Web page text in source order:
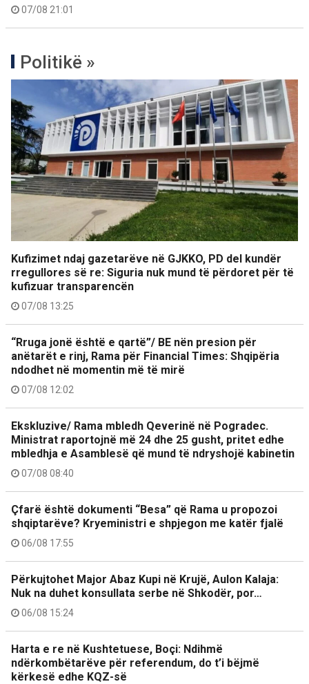
07/08 21:01
Politikë »
Kufizimet ndaj gazetarëve në GJKKO, PD del kundër
rregullores së re: Siguria nuk mund të përdoret për të
kufizuar transparencën
07/08 13:25
“Rruga jonë është e qartë”/ BE nën presion për
anëtarët e rinj, Rama për Financial Times: Shqipëria
ndodhet në momentin më të mirë
07/08 12:02
Ekskluzive/ Rama mbledh Qeverinë në Pogradec.
Ministrat raportojnë më 24 dhe 25 gusht, pritet edhe
mbledhja e Asamblesë që mund të ndryshojë kabinetin
07/08 08:40
Çfarë është dokumenti “Besa” që Rama u propozoi
shqiptarëve? Kryeministri e shpjegon me katër fjalë
06/08 17:55
Përkujtohet Major Abaz Kupi në Krujë, Aulon Kalaja:
Nuk na duhet konsullata serbe në Shkodër, por…
06/08 15:24
Harta e re në Kushtetuese, Boçi: Ndihmë
ndërkombëtarëve për referendum, do t’i bëjmë
kërkesë edhe KQZ-së